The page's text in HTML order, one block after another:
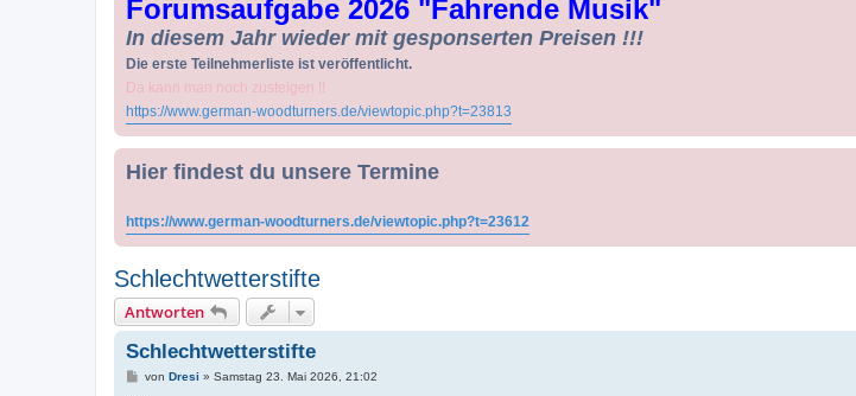
Forumsaufgabe 2026 "Fahrende Musik"
In diesem Jahr wieder mit gesponserten Preisen !!!
Die erste Teilnehmerliste ist veröffentlicht.
Da kann man noch zusteigen !!
https://www.german-woodturners.de/viewtopic.php?t=23813
Hier findest du unsere Termine
https://www.german-woodturners.de/viewtopic.php?t=23612
Schlechtwetterstifte
Antworten
Schlechtwetterstifte
Bvon Dresi » Samstag 23. Mai 2026, 21:02